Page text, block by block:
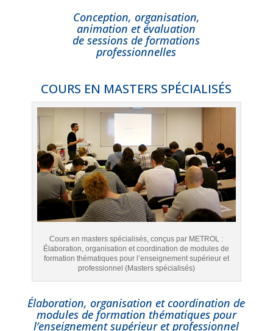
Conception, organisation,
animation et évaluation
de sessions de formations
professionnelles
COURS EN MASTERS SPÉCIALISÉS
Cours en masters spécialisés, conçus par METROL :
Élaboration, organisation et coordination de modules de
formation thématiques pour l’enseignement supérieur et
professionnel (Masters spécialisés)
Élaboration, organisation et coordination de
modules de formation thématiques pour
l’enseignement supérieur et professionnel